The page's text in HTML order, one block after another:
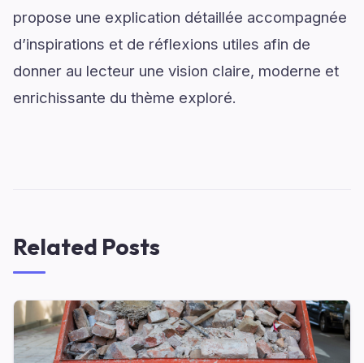
propose une explication détaillée accompagnée
d’inspirations et de réflexions utiles afin de
donner au lecteur une vision claire, moderne et
enrichissante du thème exploré.
Related Posts